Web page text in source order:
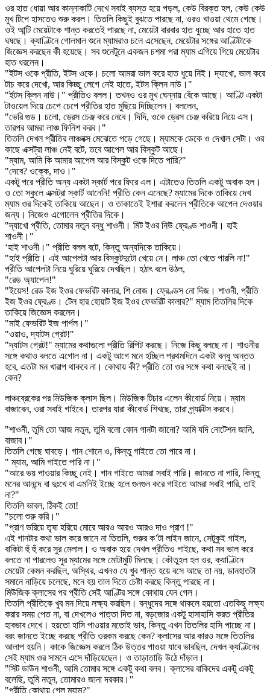
ওর হাত ধোয়া আর কান্নাকাটি দেখে সবাই ব্যস্ত হয়ে পড়ল, কেউ বিরক্ত হল, কেউ কেউ
মুখ টিপে হাসতেও শুরু করল। তিতলি কিছুই বুঝতে পারছে না, ওরও খাওয়া থেমে গেছে।
ওই আন্টি মেয়েটাকে শান্ত করতেই পারছে না, মেয়েটা বারবার হাত ধুচ্ছে আর হাতে হাত
ঘষছে। ক্যাণ্টিনে গোলমাল শুনে ম্যামরাও চলে এসেছেন, মেয়েটার সঙ্গের আণ্টিটাকে
জিজ্ঞেস করছেন কী হয়েছে। সব শুনেটুনে একজন চশমা পরা ম্যাম এগিয়ে গিয়ে মেয়েটার
হাত ধরলেন।
"ইটস ওকে প্রীতি, ইটস ওকে। চলো আমরা ভাল করে হাত ধুয়ে নিই। দ্যাখো, ভাল করে
টাচ করে দেখো, আর কিচ্ছু লেগে নেই হাতে, ইটস ক্লিন নাউ।"
"ইটস ক্লিন নাউ।" প্রীতিও বলল। তখনও ওর মুখ ঘেন্নায় বেঁকে আছে। আণ্টি একটা
টাওয়েল দিয়ে চেপে চেপে প্রীতির হাত মুছিয়ে দিচ্ছিলেন। বললেন,
"ভেরি গুড। চলো, ড্রেস চেঞ্জ করে নেবে। দিদি, ওকে ড্রেস চেঞ্জ করিয়ে নিয়ে এস।
তারপর আমরা লাঞ্চ ফিনিশ করব।"
তিতলি দেখল প্রীতির লাঞ্চবক্স মেঝেতে পড়ে গেছে। ম্যামকে ডেকে ও দেখাল সেটা। ওর
কাছে এক্সট্রা লাঞ্চ নেই বটে, তবে আপেল আর বিস্কুট আছে।
"ম্যাম, আমি কি আমার আপেল আর বিস্কুট ওকে দিতে পারি?"
"দেবে? ওক্কে, দাও।"
একটু পরে প্রীতি অন্য একটা স্কার্ট পরে ফিরে এল। এটাতেও তিতলি একটু অবাক হল।
ও তো স্কুলে এক্সট্রা স্কার্ট আনেনি! প্রীতি কেন এনেছে? ম্যামের দিকে তাকিয়ে দেখ
ম্যাম ওর দিকেই তাকিয়ে আছেন। ও তাকাতেই ইশারা করলেন প্রীতিকে আপেল দেওয়ার
জন্য। নিজেও এগোলেন প্রীতির দিকে।
"দ্যাখো প্রীতি, তোমার নতুন বন্ধু শাওনী। মিট ইওর নিউ ফ্রেণ্ড শাওনী। হাই
শাওনী।"
‘হাই শাওনী।" প্রীতি বলল বটে, কিন্তু অন্যদিকে তাকিয়ে।
"হাই প্রীতি। এই আপেলটা আর বিস্কুটদুটো খেয়ে নে। লাঞ্চ তো খেতে পারলি না!"
প্রীতি আপেলটা নিয়ে ঘুরিয়ে ঘুরিয়ে দেখছিল। হঠাৎ বলে উঠল,
"রেড অ্যাপেল!"
"ইয়েস! রেড ইজ ইওর ফেভরিট কালার, শি নোজ। ফ্রেণ্ডস নো দিজ। শাওনী, প্রীতি
ইজ ইওর ফ্রেণ্ড। টেল হার হোয়াট ইজ ইওর ফেভরিট কালার?" ম্যাম তিতলির দিকে
তাকিয়ে জিজ্ঞেস করলেন।
"মাই ফেভরিট ইজ পার্পল।"
"ওয়াও, দ্যাটস গ্রেট!"
"দ্যাটস গ্রেট!" ম্যামের কথাগুলো প্রীতি রিপিট করছে। নিজে কিছু বলছে না। শাওনীর
সঙ্গে কথাও বলতে এগোল না। একটু আগে মনে হচ্ছিল প্রথমদিনে একটা বন্ধু অন্তত
হবে, এতটা মন খারাপ থাকবে না। কোথায় কী? প্রীতি তো ওর সঙ্গে কথা বলছেই না।
কেন?
লাঞ্চব্রেকের পর মিউজিক ক্লাস ছিল। মিউজিক টিচার এলেন কীবোর্ড নিয়ে। ম্যাম
বাজাবেন, ওরা সবাই গাইবে। তারপর যারা কীবোর্ড শিখছে, তারা প্র্যাক্টিস করবে।
"শাওনী, তুমি তো আজ নতুন, তুমি বলো কোন গানটা জানো? আমি যদি নোটেশন জানি,
বাজাব।"
তিতলি গেছে ঘাবড়ে। গান শোনে ও, কিন্তু গাইতে তো পারে না।
" ম্যাম, আমি গাইতে পারি না।"
"আরে ভয় পাওয়ার কিচ্ছু নেই। গান গাইতে আমরা সবাই পারি। জানতে না পারি, কিন্তু
মনের আনন্দে বা দুঃখে বা এমনিই ইচ্ছে হলে গুনগুন করে গাইতে আমরা সবাই পারি, তাই
না?"
তিতলি ভাবল, ঠিকই তো!
"চলো শুরু করি।"
"প্রাণ ভরিয়ে তৃষা হরিয়ে মোরে আরও আরও আরও দাও প্রাণ !"
এই গানটার কথা ভাল করে জানে না তিতলি, শুরুর ক’টা লাইন জানে, সেটুকুই গাইল,
বাকিটা হুঁ হুঁ করে সুর মেলাল। ও অবাক হয়ে দেখল প্রীতিও গাইছে, কথা সব ভাল করে
বলতে না পারলেও সুর ম্যামের সঙ্গে মোটামুটি মিলছে। কৌতুহল হল ওর, ক্যাণ্টিনে
মেয়েটা কেমন করছিল, অস্থির, এখনও যে খুব শান্ত হয়ে বসে আছে তা নয়, ডানহাতটা
সমানে নাড়িয়ে চলেছে, মনে হয় তাল দিতে চেষ্টা করছে কিন্তু পারছে না।
মিউজিক ক্লাসের পর প্রীতি সেই আণ্টির সঙ্গে কোথায় যেন গেল।
তিতলি প্রীতিকে খুব মন দিয়ে লক্ষ্য করছিল। বন্ধুদের সঙ্গে থাকলে হয়তো এতকিছু লক্ষ্য
করার সময় পেত না, বা দেখলেও পাত্তা দিত না, বড়জোর একটু হাসাহাসি করত প্রীতির
হাবভাব দেখে। হয়তো হাসি পাওয়ার মতোই ভাব, কিন্তু এখন তিতলির হাসি পাচ্ছে না।
বরং জানতে ইচ্ছে করছে প্রীতি ওরকম করছে কেন? ক্লাসের আর কারও সঙ্গে তিতলির
আলাপ হয়নি। কাকে জিজ্ঞেস করলে ঠিক উত্তর পাওয়া যাবে ভাবছিল, দেখল ক্যণ্টিনের
সেই ম্যাম ওর সামনে এসে দাঁড়িয়েছেন। ও তাড়াতাড়ি উঠে দাঁড়াল।
"সিট ডাউন শাওনী, আমি তোমার সঙ্গে একটু কথা বলব। ক্লাসের বাকিদের একটু একটু
বলেছি, তুমি নতুন, তোমারও জানা দরকার।"
"প্রীতি কোথায় গেল ম্যাম?"